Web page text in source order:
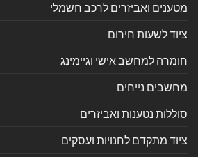
מטענים ואביזרים לרכב חשמלי
ציוד לשעות חירום
חומרה למחשב אישי וגיימינג
מחשבים נייחים
סוללות נטענות ואביזרים
ציוד מתקדם לחנויות ועסקים